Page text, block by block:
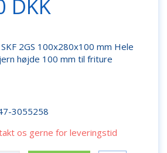
DKK
2GS 100x280x100 mm Hele
højde 100 mm til friture
3055258
os gerne for leveringstid